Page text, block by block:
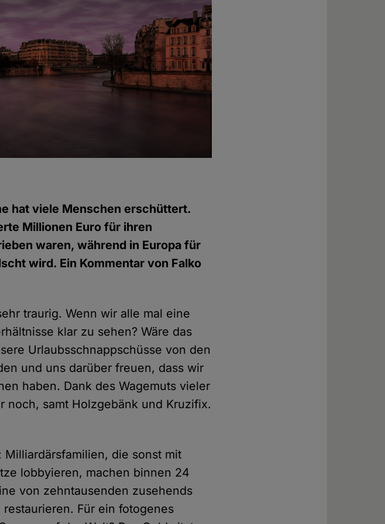
hat viele Menschen erschüttert.
Millionen Euro für ihren
waren, während in Europa für
wird. Ein Kommentar von Falko
traurig. Wenn wir alle mal eine
klar zu sehen? Wäre das
Urlaubsschnappschüsse von den
und uns darüber freuen, dass wir
haben. Dank des Wagemuts vieler
noch, samt Holzgebänk und Kruzifix.
die sonst mit
lobbyieren, machen binnen 24
von zehntausenden zusehends
Für ein fotogenes